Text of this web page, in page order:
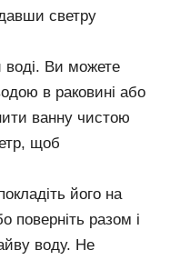
светру
воді. Ви можете
в раковині або
ванну чистою
щоб
його на
поверніть разом і
воду. Не